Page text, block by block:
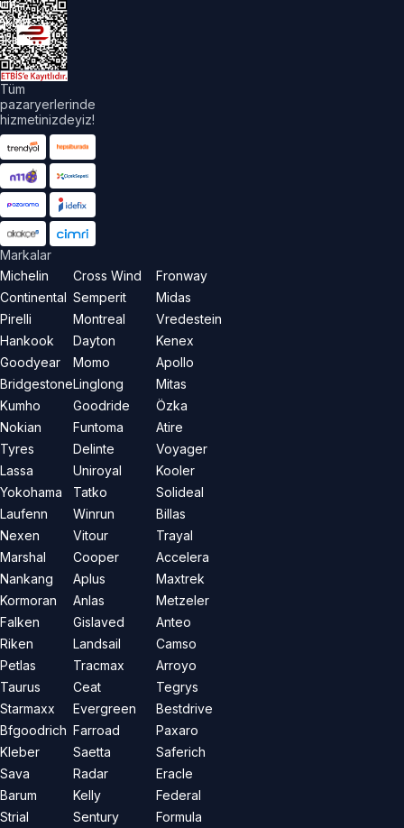
Tüm
pazaryerlerinde
hizmetinizdeyiz!
Markalar
Michelin
Continental
Pirelli
Hankook
Goodyear
Bridgestone
Kumho
Nokian
Tyres
Lassa
Yokohama
Laufenn
Nexen
Marshal
Nankang
Kormoran
Falken
Riken
Petlas
Taurus
Starmaxx
Bfgoodrich
Kleber
Sava
Barum
Strial
Cross Wind
Semperit
Montreal
Dayton
Momo
Linglong
Goodride
Funtoma
Delinte
Uniroyal
Tatko
Winrun
Vitour
Cooper
Aplus
Anlas
Gislaved
Landsail
Tracmax
Ceat
Evergreen
Farroad
Saetta
Radar
Kelly
Sentury
Fronway
Midas
Vredestein
Kenex
Apollo
Mitas
Özka
Atire
Voyager
Kooler
Solideal
Billas
Trayal
Accelera
Maxtrek
Metzeler
Anteo
Camso
Arroyo
Tegrys
Bestdrive
Paxaro
Saferich
Eracle
Federal
Formula